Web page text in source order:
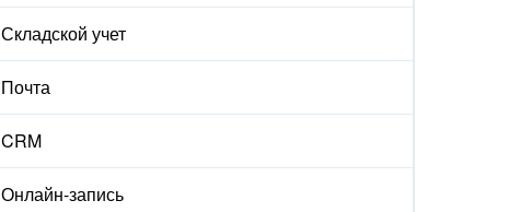
Складской учет
Почта
CRM
Онлайн-запись